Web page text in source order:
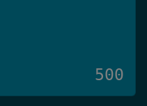
500